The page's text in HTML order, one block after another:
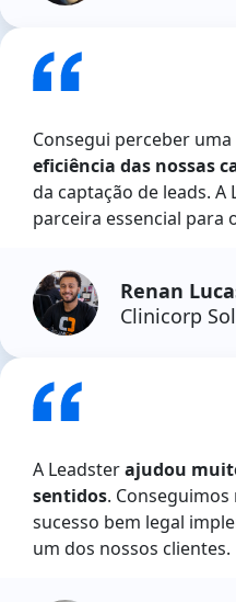
Consegui perceber uma
eficiência das nossas
da captação de leads.
parceira essencial para
Renan
Clinicorp
A Leadsterajudou
sentidos.
sucesso bem legal
um dos nossos clientes.